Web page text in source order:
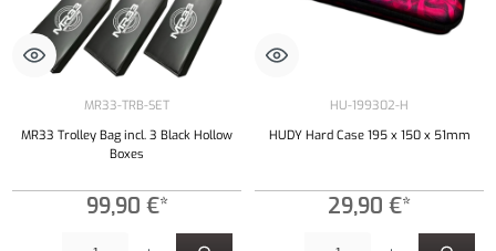
MR33-TRB-SET
MR33 Trolley Bag incl. 3 Black Hollow
Boxes
99,90 €*
HU-199302-H
HUDY Hard Case 195 x 150 x 51mm
29,90 €*